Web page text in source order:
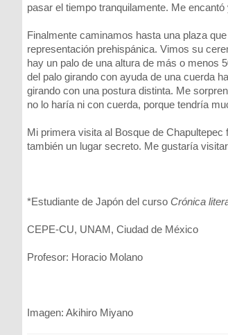
pasar el tiempo tranquilamente. Me
Finalmente caminamos hasta una plaza
representación prehispánica. Vimos su
hay un palo de una altura de más o menos
del palo girando con ayuda de una cuerda
girando con una postura distinta. Me
no lo haría ni con cuerda, porque tendría
Mi primera visita al Bosque de
también un lugar secreto. Me gustaría
*Estudiante de Japón del curso Crónica
CEPE-CU, UNAM, Ciudad de México
Profesor: Horacio Molano
Imagen: Akihiro Miyano